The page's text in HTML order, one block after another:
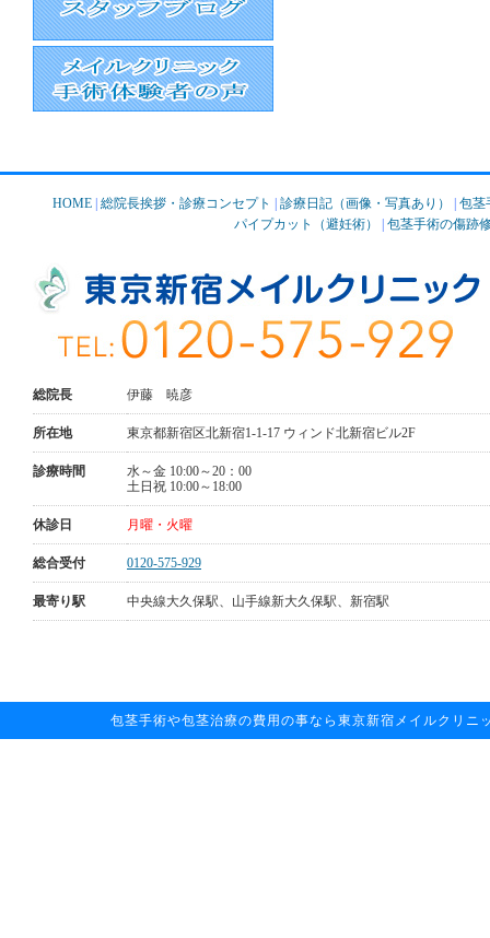
HOME| 総院長挨拶・診療コンセプト | 診療日記（画像・写真あり） | 包茎
パイプカット（避妊術）
| 包茎手術の傷跡
総院長 伊藤 暁彦
所在地 東京都新宿区北新宿1-1-17 ウィンド北新宿ビル2F
診療時間
水～金 10:00～20：00
土日祝 10:00～18:00
休診日 月曜・火曜
総合受付 0120-575-929
最寄り駅 中央線大久保駅、山手線新大久保駅、新宿駅
包茎手術や包茎治療の費用の事なら東京新宿メイルクリ